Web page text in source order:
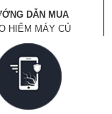
DẪN MUA
HIỂM MÁY CỦ